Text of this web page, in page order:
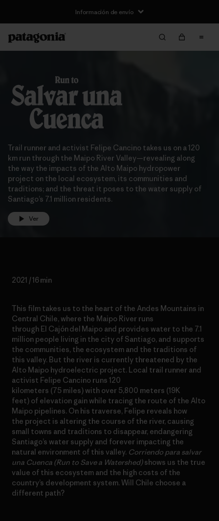
Información de envío
Trail runner and activist Felipe Cancino takes us on a 120
km run through the Maipo River Valley—revealing along
the way the impacts of the Alto Maipo hydropower
project on the local ecosystem, its communities and
traditions; and the threat it poses to the water supply of
Santiago’s 7.1 million residents.
Ver
2021 / 16 min
This film takes us to the heart of the Andes Mountains in
Central Chile, where the Maipo River runs
through El Cajón del Maipo and provides water to the 7.1
million people living in the city of Santiago, and supports
the communities, the ecosystem and the traditions of
this valley. But the river is currently threatened by the
Alto Maipo hydroelectric project. Local trail runner and
activist Felipe Cancino runs 120
kilometers (75 miles) with over 5,800 meters (19K
feet) of elevation gain while tracing the route of the Alto
Maipo pipelines. On his traverse, Felipe reveals how
the project is altering the course of the river, causing
small towns and traditions to disappear, endangering
Santiago’s water supply and forever impacting the
natural environment of this valley. Corriendo para salvar
una Cuenca (Run to Save a Watershed)shows us the true
value of this ecosystem and the high costs of the
country’s development system. Will Chile choose a
different path?